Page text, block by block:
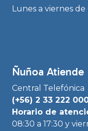
Lunes a viernes de
Ñuñoa Atiende
Central Telefónica
(+56) 2 33 222
Horario de
08:30 a 17:30 y